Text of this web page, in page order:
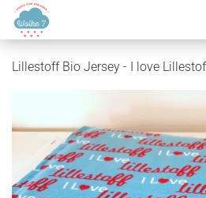
Lillestoff Bio Jersey - I love